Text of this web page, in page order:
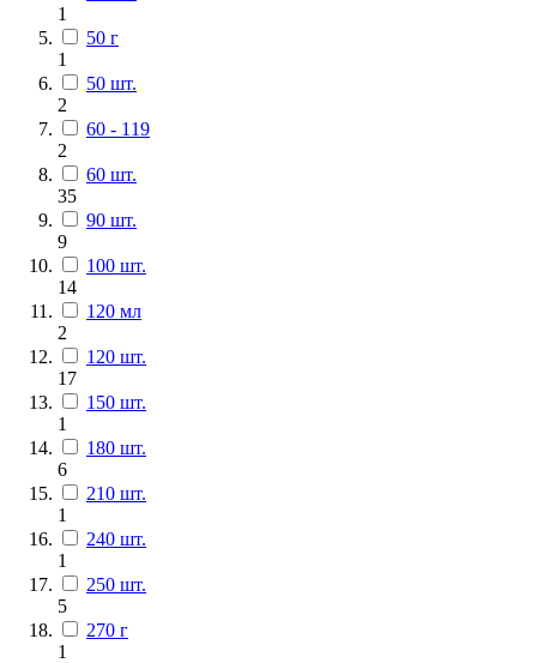
1
50 г
1
50 шт.
2
60 - 119
2
60 шт.
35
90 шт.
9
100 шт.
14
120 мл
2
120 шт.
17
150 шт.
1
180 шт.
6
210 шт.
1
240 шт.
1
250 шт.
5
270 г
1